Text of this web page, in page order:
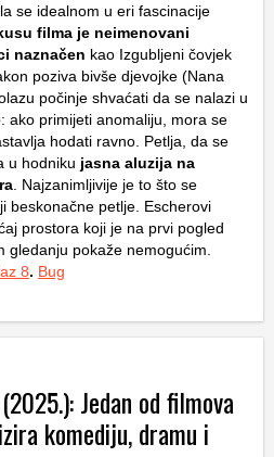
se idealnom u eri fascinacije
filma je neimenovani
naznačen kao Izgubljeni čovjek
poziva bivše djevojke (Nana
počinje shvaćati da se nalazi u
ako primijeti anomaliju, mora se
hodati ravno. Petlja, da se
u hodniku jasna aluzija na
. Najzanimljivije je to što se
beskonačne petlje. Escherovi
prostora koji je na prvi pogled
gledanju pokaže nemogućim.
8. Bug
Jedan od filmova
komediju, dramu i